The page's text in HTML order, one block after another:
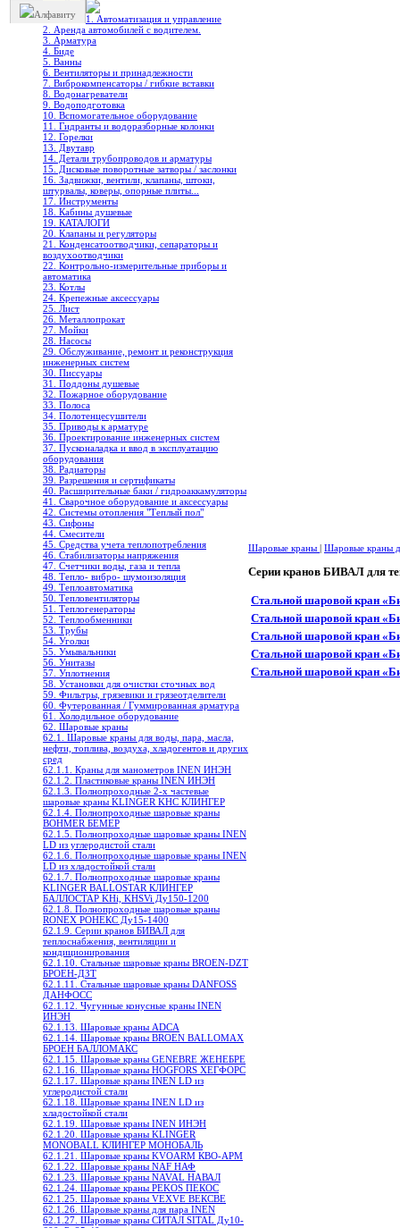
Алфавиту
1. Автоматизация и управление
2. Аренда автомобилей с водителем.
3. Арматура
4. Биде
5. Ванны
6. Вентиляторы и принадлежности
7. Виброкомпенсаторы / гибкие вставки
8. Водонагреватели
9. Водоподготовка
10. Вспомогательное оборудование
11. Гидранты и водоразборные колонки
12. Горелки
13. Двутавр
14. Детали трубопроводов и арматуры
15. Дисковые поворотные затворы / заслонки
16. Задвижки, вентили, клапаны, штоки,
штурвалы, коверы, опорные плиты...
17. Инструменты
18. Кабины душевые
19. КАТАЛОГИ
20. Клапаны и регуляторы
21. Конденсатоотводчики, сепараторы и
воздухоотводчики
22. Контрольно-измерительные приборы и
автоматика
23. Котлы
24. Крепежные аксессуары
25. Лист
26. Металлопрокат
27. Мойки
28. Насосы
29. Обслуживание, ремонт и реконструкция
инженерных систем
30. Писсуары
31. Поддоны душевые
32. Пожарное оборудование
33. Полоса
34. Полотенцесушители
35. Приводы к арматуре
36. Проектирование инженерных систем
37. Пусконаладка и ввод в эксплуатацию
оборудования
38. Радиаторы
39. Разрешения и сертификаты
40. Расширительные баки / гидроаккамуляторы
41. Сварочное оборудование и аксессуары
42. Системы отопления "Теплый пол"
43. Сифоны
44. Смесители
45. Средства учета теплопотребления
46. Стабилизаторы напряжения
47. Счетчики воды, газа и тепла
48. Тепло- вибро- шумоизоляция
49. Теплоавтоматика
50. Тепловентиляторы
51. Теплогенераторы
52. Теплообменники
53. Трубы
54. Уголки
55. Умывальники
56. Унитазы
57. Уплотнения
58. Установки для очистки сточных вод
59. Фильтры, грязевики и грязеотделители
60. Футерованная / Гуммированная арматура
61. Холодильное oборудование
62. Шаровые краны
62.1. Шаровые краны для воды, пара, масла,
нефти, топлива, воздуха, хладогентов и других
сред
62.1.1. Краны для манометров INEN ИНЭН
62.1.2. Пластиковые краны INEN ИНЭН
62.1.3. Полнопроходные 2-х частевые
шаровые краны KLINGER KHC КЛИНГЕР
62.1.4. Полнопроходные шаровые краны
BOHMER БЕМЕР
62.1.5. Полнопроходные шаровые краны INEN
LD из углеродистой стали
62.1.6. Полнопроходные шаровые краны INEN
LD из хладостойкой стали
62.1.7. Полнопроходные шаровые краны
KLINGER BALLOSTAR КЛИНГЕР
БАЛЛОСТАР KHi, KHSVi Ду150-1200
62.1.8. Полнопроходные шаровые краны
RONEX РОНЕКС Ду15-1400
62.1.9. Серии кранов БИВАЛ для
теплоснабжения, вентиляции и
кондиционирования
62.1.10. Стальные шаровые краны BROEN-DZT
БРОЕН-ДЗТ
62.1.11. Стальные шаровые краны DANFOSS
ДАНФОСС
62.1.12. Чугунные конусные краны INEN
ИНЭН
62.1.13. Шаровые краны ADCA
62.1.14. Шаровые краны BROEN BALLOMAX
БРОЕН БАЛЛОМАКС
62.1.15. Шаровые краны GENEBRE ЖЕНЕБРЕ
62.1.16. Шаровые краны HOGFORS ХЕГФОРС
62.1.17. Шаровые краны INEN LD из
углеродистой стали
62.1.18. Шаровые краны INEN LD из
хладостойкой стали
62.1.19. Шаровые краны INEN ИНЭН
62.1.20. Шаровые краны KLINGER
MONOBALL КЛИНГЕР МОНОБАЛЬ
62.1.21. Шаровые краны KVOARM КВО-АРМ
62.1.22. Шаровые краны NAF НАФ
62.1.23. Шаровые краны NAVAL НАВАЛ
62.1.24. Шаровые краны PEKOS ПЕКОС
62.1.25. Шаровые краны VEXVE ВЕКСВЕ
62.1.26. Шаровые краны для пара INEN
62.1.27. Шаровые краны СИТАЛ SITAL Ду10-
Шаровые краны | Шаровые краны
Серии кранов БИВАЛ для
Стальной шаровой кран
Стальной шаровой кран
Стальной шаровой кран
Стальной шаровой кран
Стальной шаровой кран